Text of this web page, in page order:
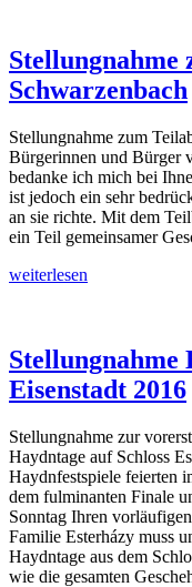
OPER
IM
STEINBRUCH
MARGARETHEN
2018
Stellungnahme
Schwarzenbach
Stellungnahme zum
Bürgerinnen und Bürger
bedanke ich mich bei
ist jedoch ein sehr
an sie richte. Mit dem
ein Teil gemeinsamer
Stellungnahme
Burg
Schwarzenbach
weiterlesen
Stellungnahme
Eisenstadt 2016
Stellungnahme zur
Haydntage auf Schloss
Haydnfestspiele feierten
dem fulminanten Finale
Sonntag Ihren
Familie Esterházy muss
Haydntage aus dem
wie die gesamten